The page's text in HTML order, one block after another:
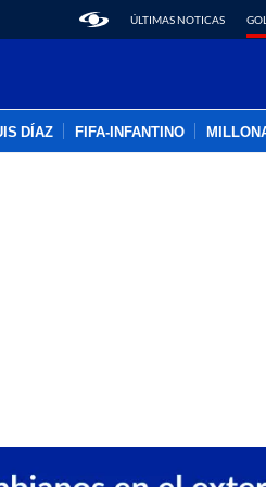
ÚLTIMAS NOTICAS
DÍAZ FIFA-INFANTINO